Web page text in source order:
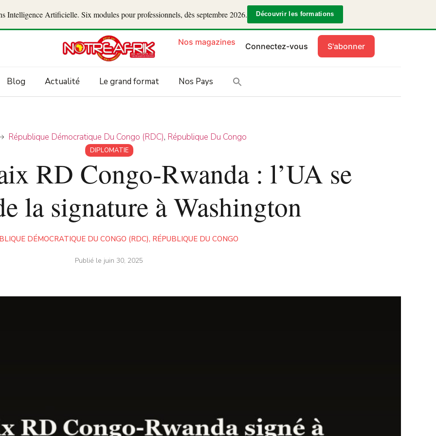
Artificielle. Six modules pour professionnels, dès septembre 2026. Découvrir les formations
Nos magazines Connectez-vous S'abonner
Blog Actualité Le grand format Nos Pays
République Démocratique Du Congo (RDC), République Du Congo
DIPLOMATIE
RD Congo-Rwanda : l’UA se
la signature à Washington
DÉMOCRATIQUE DU CONGO (RDC), RÉPUBLIQUE DU CONGO
Publié le juin 30, 2025